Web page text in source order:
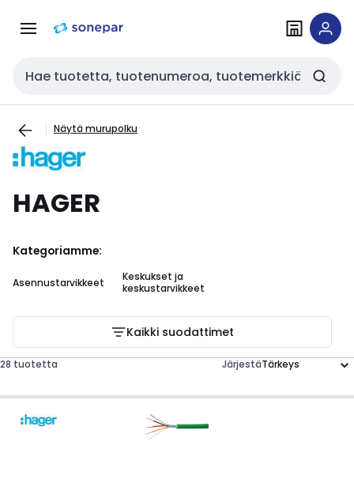
navigointiinsisältöön
Haku
Näytä murupolku
HAGER
Kategoriamme:
Asennustarvikkeet
Keskukset ja
keskustarvikkeet
Kaikki suodattimet
28 tuotetta Järjestä